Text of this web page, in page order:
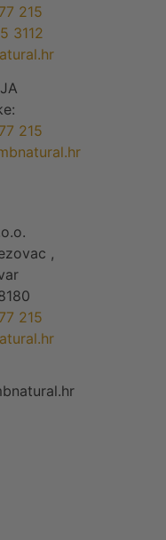
215
3112
215
,
215